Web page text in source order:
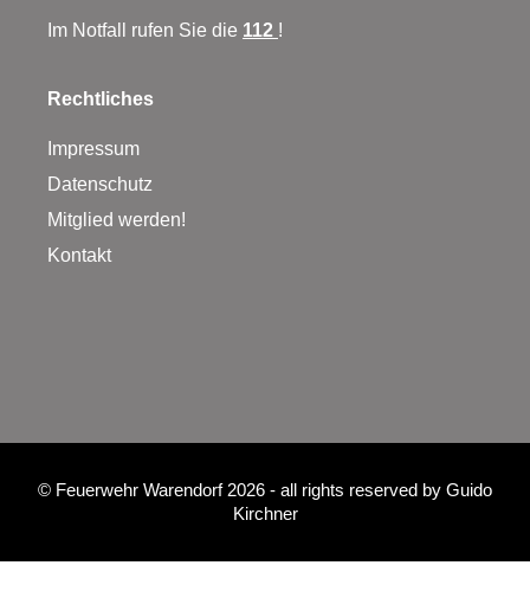
Im Notfall rufen Sie die 112 !
Rechtliches
Impressum
Datenschutz
Mitglied werden!
Kontakt
© Feuerwehr Warendorf 2026 - all rights reserved by Guido
Kirchner